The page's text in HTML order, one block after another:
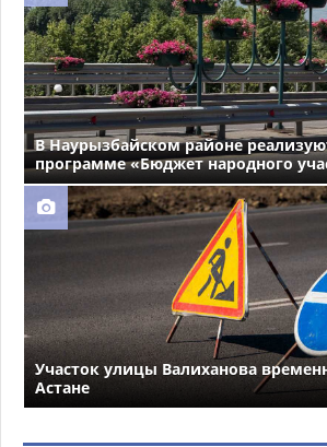
В Наурызбайском районе
программе «Бюджет народного
Участок улицы Валиханова
Астане